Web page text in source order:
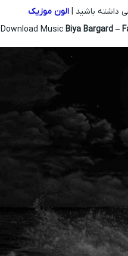
داشته باشید | الون موزیک
Download MusicBiya Bargard –